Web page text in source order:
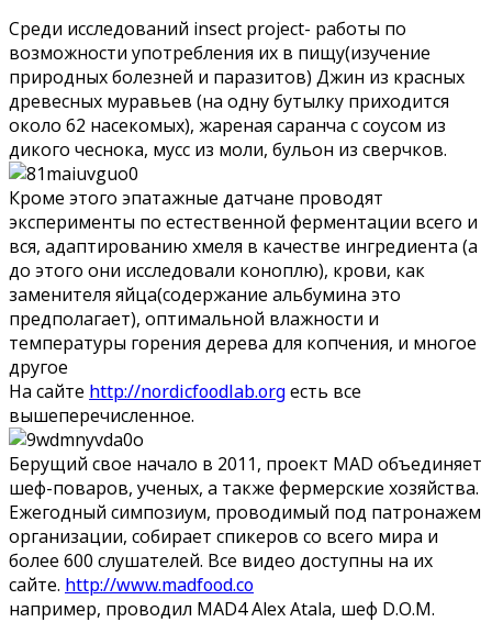
Среди исследований insect project- работы по
возможности употребления их в пищу(изучение
природных болезней и паразитов) Джин из красных
древесных муравьев (на одну бутылку приходится
около 62 насекомых), жареная саранча с соусом из
дикого чеснока, мусс из моли, бульон из сверчков.
Кроме этого эпатажные датчане проводят
эксперименты по естественной ферментации всего и
вся, адаптированию хмеля в качестве ингредиента (а
до этого они исследовали коноплю), крови, как
заменителя яйца(содержание альбумина это
предполагает), оптимальной влажности и
температуры горения дерева для копчения, и многое
другое
На сайте http://nordicfoodlab.orgесть все
вышеперечисленное.
Берущий свое начало в 2011, проект MAD объединяет
шеф-поваров, ученых, а также фермерские хозяйства.
Ежегодный симпозиум, проводимый под патронажем
организации, собирает спикеров со всего мира и
более 600 слушателей. Все видео доступны на их
сайте. http://www.madfood.co
например, проводил MAD4 Alex Atala, шеф D.O.M.